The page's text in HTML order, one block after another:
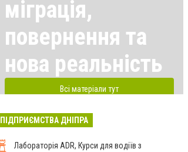
міграція,
повернення та
нова реальність
Всі матеріали тут
ПІДПРИЄМСТВА ДНІПРА
Лабораторія ADR, Курси для водіїв з